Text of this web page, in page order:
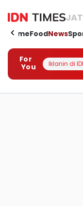
HomeFoodNews
For
You
Iklanin di